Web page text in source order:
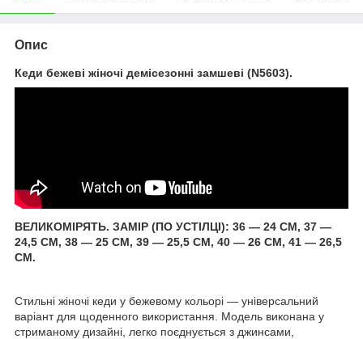
Опис
Кеди бежеві жіночі демісезонні замшеві (N5603).
ВЕЛИКОМІРЯТЬ. ЗАМІР (ПО УСТІЛЦІ): 36 — 24 СМ, 37 —
24,5 СМ, 38 — 25 СМ, 39 — 25,5 СМ, 40 — 26 СМ, 41 — 26,5
СМ.
Стильні жіночі кеди у бежевому кольорі — універсальний
варіант для щоденного використання. Модель виконана у
стриманому дизайні, легко поєднується з джинсами,